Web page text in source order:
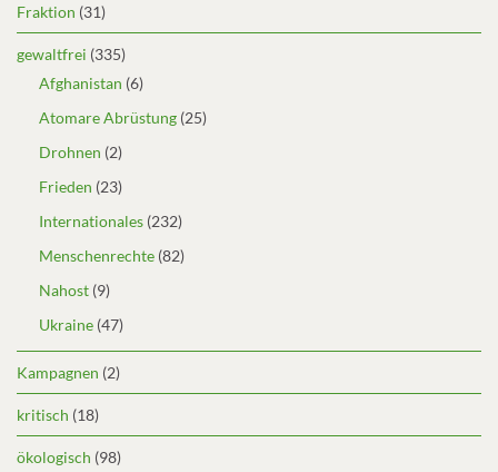
Fraktion (31)
gewaltfrei (335)
Afghanistan (6)
Atomare Abrüstung (25)
Drohnen (2)
Frieden (23)
Internationales (232)
Menschenrechte (82)
Nahost (9)
Ukraine (47)
Kampagnen (2)
kritisch (18)
ökologisch (98)